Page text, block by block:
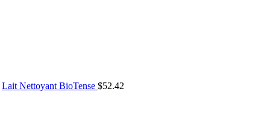
Lait Nettoyant BioTense $52.42